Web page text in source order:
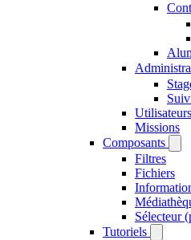
Missions
Composants
Filtres
Fichiers
Sélecteur
Tutoriels